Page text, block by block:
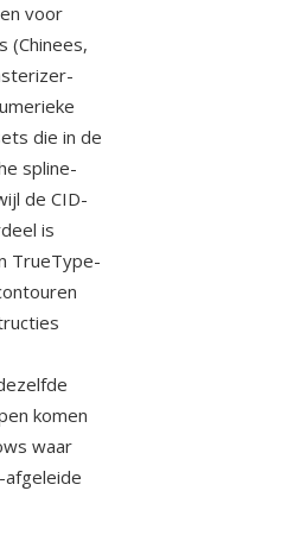
voor
(Chinees,
die in de
spline-
de CID-
is
TrueType-
komen
waar